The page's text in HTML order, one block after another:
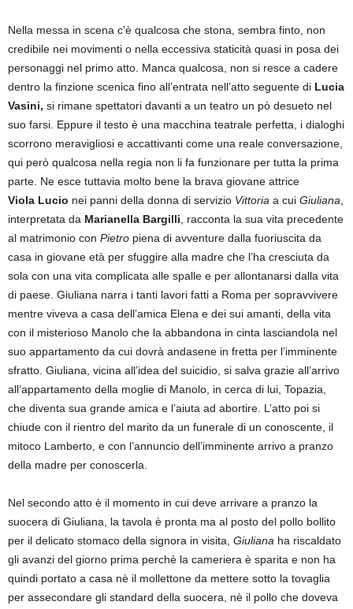
Nella messa in scena c’è qualcosa che stona, sembra finto, non
credibile nei movimenti o nella eccessiva staticità quasi in posa dei
personaggi nel primo atto. Manca qualcosa, non si resce a cadere
dentro la finzione scenica fino all’entrata nell’atto seguente di Lucia
Vasini, si rimane spettatori davanti a un teatro un pò desueto nel
suo farsi. Eppure il testo è una macchina teatrale perfetta, i dialoghi
scorrono meravigliosi e accattivanti come una reale conversazione,
qui però qualcosa nella regia non li fa funzionare per tutta la prima
parte. Ne esce tuttavia molto bene la brava giovane attrice
Viola Lucio nei panni della donna di servizio Vittoria a cui Giuliana,
interpretata da Marianella Bargilli, racconta la sua vita precedente
al matrimonio con Pietro piena di avventure dalla fuoriuscita da
casa in giovane età per sfuggire alla madre che l’ha cresciuta da
sola con una vita complicata alle spalle e per allontanarsi dalla vita
di paese. Giuliana narra i tanti lavori fatti a Roma per sopravvivere
mentre viveva a casa dell’amica Elena e dei sui amanti, della vita
con il misterioso Manolo che la abbandona in cinta lasciandola nel
suo appartamento da cui dovrà andasene in fretta per l’imminente
sfratto. Giuliana, vicina all’idea del suicidio, si salva grazie all’arrivo
all’appartamento della moglie di Manolo, in cerca di lui, Topazia,
che diventa sua grande amica e l’aiuta ad abortire. L’atto poi si
chiude con il rientro del marito da un funerale di un conoscente, il
mitoco Lamberto, e con l’annuncio dell’imminente arrivo a pranzo
della madre per conoscerla.
Nel secondo atto è il momento in cui deve arrivare a pranzo la
suocera di Giuliana, la tavola è pronta ma al posto del pollo bollito
per il delicato stomaco della signora in visita, Giuliana ha riscaldato
gli avanzi del giorno prima perchè la cameriera è sparita e non ha
quindi portato a casa nè il mollettone da mettere sotto la tovaglia
per assecondare gli standard della suocera, nè il pollo che doveva